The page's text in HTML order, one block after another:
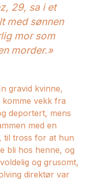
29, sa i et
med sønnen
mor som
morder.»
gravid kvinne,
vekk fra
deportert, mens
med en
til tross for at hun
bli hos henne, og
og grusomt,
direktør var